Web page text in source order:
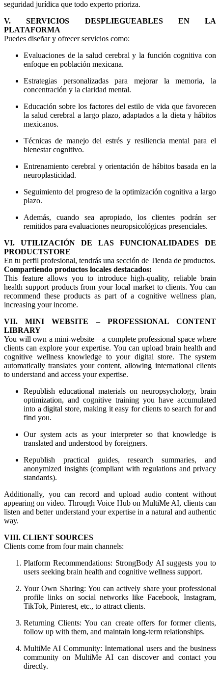
seguridad jurídica que todo experto prioriza.
V. SERVICIOS DESPLIEGUEABLES EN LA
PLATAFORMA
Puedes diseñar y ofrecer servicios como:
Evaluaciones de la salud cerebral y la función cognitiva con
enfoque en población mexicana.
Estrategias personalizadas para mejorar la memoria, la
concentración y la claridad mental.
Educación sobre los factores del estilo de vida que favorecen
la salud cerebral a largo plazo, adaptados a la dieta y hábitos
mexicanos.
Técnicas de manejo del estrés y resiliencia mental para el
bienestar cognitivo.
Entrenamiento cerebral y orientación de hábitos basada en la
neuroplasticidad.
Seguimiento del progreso de la optimización cognitiva a largo
plazo.
Además, cuando sea apropiado, los clientes podrán ser
remitidos para evaluaciones neuropsicológicas presenciales.
VI. UTILIZACIÓN DE LAS FUNCIONALIDADES DE
PRODUCTSTORE
En tu perfil profesional, tendrás una sección de Tienda de productos.
Compartiendo productos locales destacados:
This feature allows you to introduce high-quality, reliable brain
health support products from your local market to clients. You can
recommend these products as part of a cognitive wellness plan,
increasing your income.
VII. MINI WEBSITE – PROFESSIONAL CONTENT
LIBRARY
You will own a mini-website—a complete professional space where
clients can explore your expertise. You can upload brain health and
cognitive wellness knowledge to your digital store. The system
automatically translates your content, allowing international clients
to understand and access your expertise.
Republish educational materials on neuropsychology, brain
optimization, and cognitive training you have accumulated
into a digital store, making it easy for clients to search for and
find you.
Our system acts as your interpreter so that knowledge is
translated and understood by foreigners.
Republish practical guides, research summaries, and
anonymized insights (compliant with regulations and privacy
standards).
Additionally, you can record and upload audio content without
appearing on video. Through Voice Hub on MultiMe AI, clients can
listen and better understand your expertise in a natural and authentic
way.
VIII. CLIENT SOURCES
Clients come from four main channels:
Platform Recommendations: StrongBody AI suggests you to
users seeking brain health and cognitive wellness support.
Your Own Sharing: You can actively share your professional
profile links on social networks like Facebook, Instagram,
TikTok, Pinterest, etc., to attract clients.
Returning Clients: You can create offers for former clients,
follow up with them, and maintain long-term relationships.
MultiMe AI Community: International users and the business
community on MultiMe AI can discover and contact you
directly.